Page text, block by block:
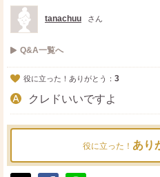
ト
tanachuu さん
Q&A一覧へ
役に立った！ありがとう： 3
クレドいいですよ
役に立った！ あり